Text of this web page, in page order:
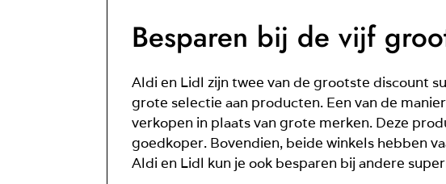
Besparen bij de vijf
Aldi en Lidl zijn twee van de grootste discount
grote selectie aan producten. Een van de
verkopen in plaats van grote merken. Deze
goedkoper. Bovendien, beide winkels hebben
Aldi en Lidl kun je ook besparen bij andere